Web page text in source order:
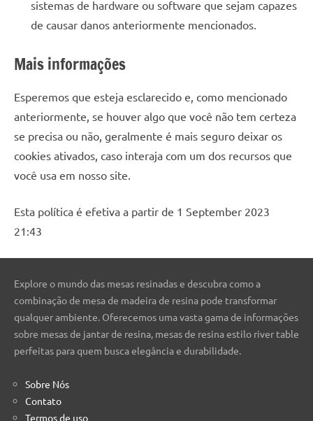
tampinhas
sistemas de hardware ou software que sejam capazes
de causar danos anteriormente mencionados.
Mais informações
Esperemos que esteja esclarecido e, como mencionado
anteriormente, se houver algo que você não tem certeza
se precisa ou não, geralmente é mais seguro deixar os
cookies ativados, caso interaja com um dos recursos que
você usa em nosso site.
Esta política é efetiva a partir de 1 September 2023
21:43
Explore o mundo das mesas resinadas e descubra como a
combinação de mesa de madeira de resina pode transformar
qualquer ambiente. Oferecemos uma vasta gama de informações
sobre mesas de jantar de resina, mesas de resina estilo river table
perfeitas para quem busca elegância e durabilidade.
Sobre Nós
Contato
Termos de uso